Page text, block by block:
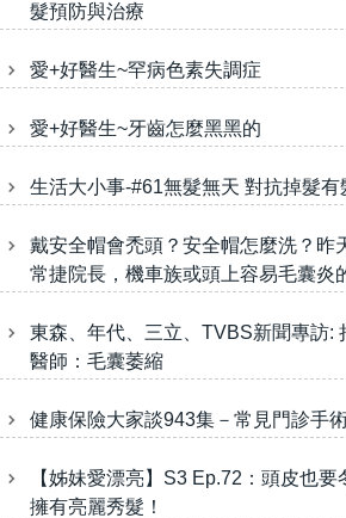
髮預防與治療
愛+好醫生~罕病色素失調症
愛+好醫生~牙齒怎麼黑黑的
生活大小事-#61無髮無天 對抗掉髮有
戴安全帽會禿頭？安全帽怎麼洗？昨
常捷院長，機車族或頭上容易毛囊炎
東森、年代、三立、TVBS新聞專訪:
醫師：毛囊萎縮
健康保險大家談943集－常見門診手
【姊妹愛漂亮】S3 Ep.72：頭皮也
擁有亮麗秀髮！